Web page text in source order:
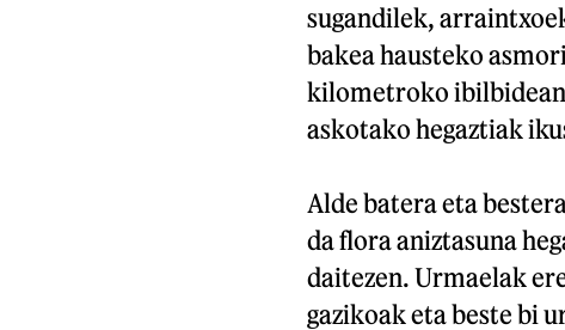
sugandilek,
bakea hausteko
kilometroko
askotako hegaztiak
Alde batera eta
da flora aniztasuna
daitezen. Urmaelak
gazikoak eta beste bi